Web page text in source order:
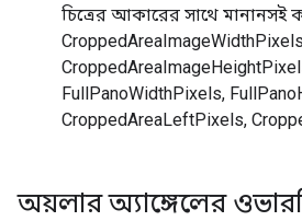
চিত্রের আকারের সাথে মানানসই
FullPanoWidthPixels,
CroppedAreaLeftPixels,
অয়লার অ্যাঙ্গেলের